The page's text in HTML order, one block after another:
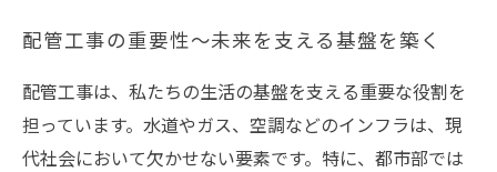
配管工事の重要性〜未来を支える基盤を築く
配管工事は、私たちの生活の基盤を支える重要な役割を
担っています。水道やガス、空調などのインフラは、現
代社会において欠かせない要素です。特に、都市部では